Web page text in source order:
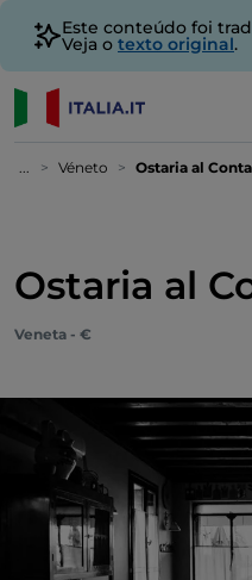
Este conteúdo foi
Veja o texto original.
... Véneto Ostaria al
Ostaria al
Veneta - €